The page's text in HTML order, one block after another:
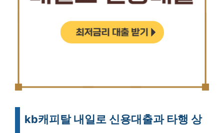
kb캐피탈 내일로 신용대출과 타행 상